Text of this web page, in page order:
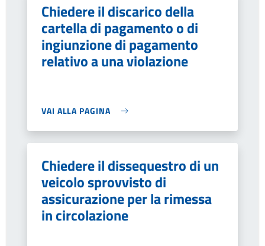
Chiedere il discarico della
cartella di pagamento o di
ingiunzione di pagamento
relativo a una violazione
VAI ALLA PAGINA
Chiedere il dissequestro di un
veicolo sprovvisto di
assicurazione per la rimessa
in circolazione